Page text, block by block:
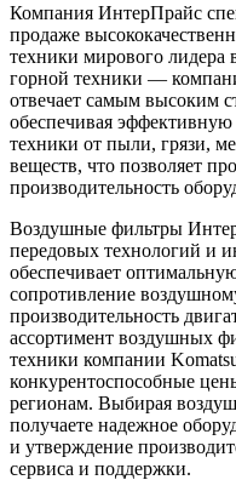
Компания ИнтерПрайс
продаже
техники мирового лидера
горной техники —
отвечает самым высоким
обеспечивая эффективную
техники от пыли, грязи,
веществ, что позволяет
производительность
Воздушные фильтры
передовых технологий и
обеспечивает
сопротивление
производительность
ассортимент воздушных
техники компании
конкурентоспособные
регионам. Выбирая
получаете надежное
и утверждение
сервиса и поддержки.